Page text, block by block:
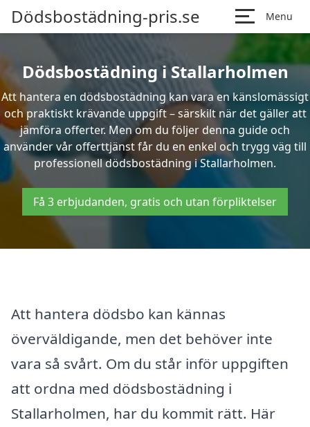
Dödsbostädning-pris.se Menu
Dödsbostädning i Stallarholmen
Att hantera en dödsbostädning kan vara en känslomässigt
och praktiskt krävande uppgift – särskilt när det gäller att
jämföra offerter. Men om du följer denna guide och
använder vår offerttjänst får du en enkel och trygg väg till
professionell dödsbostädning i Stallarholmen.
Få 3 erbjudanden, gratis och utan förpliktelser
Att hantera dödsbo kan kännas
överväldigande, men det behöver inte
vara så svårt. Om du står inför uppgiften
att ordna med dödsbostädning i
Stallarholmen, har du kommit rätt. Här